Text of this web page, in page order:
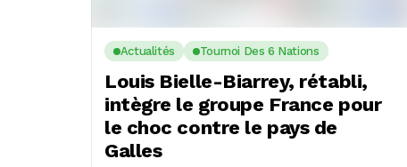
Actualités Tournoi Des 6 Nations
Louis Bielle-Biarrey, rétabli,
intègre le groupe France pour
le choc contre le pays de
Galles